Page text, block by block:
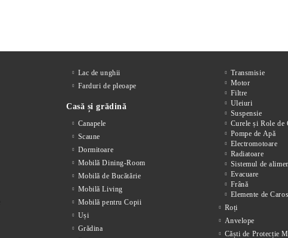
Lac de unghii
Farduri de pleoape
Casă și grădină
Canapele
Scaune
Dormitoare
Mobilă Dining-Room
Mobilă de Bucătărie
Mobilă Living
Mobilă pentru Copii
Uși
Grădina
Transmisie
Motor
Filtre
Uleiuri
Suspensie
Curele și Role de
Pompe de Apă
Electromotoare
Radiatoare
Sistemul de
Evacuare
Frână
Elemente de
Roți
Anvelope
Căști de Protecție